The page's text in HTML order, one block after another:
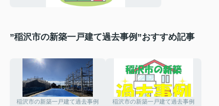
”稲沢市の新築一戸建て過去事例”おすすめ記事
稲沢市の新築一戸建て過去事例 稲沢市の新築一戸建て過去事例